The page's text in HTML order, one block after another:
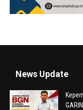
News Update